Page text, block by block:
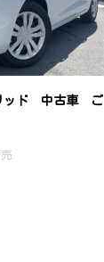
ッド 中古車 ご
売